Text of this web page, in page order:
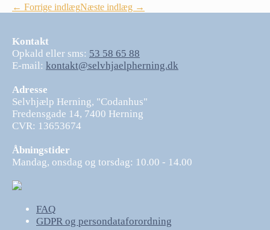
Indlægsnavigation
← Forrige indlægNæste indlæg →
Kontakt
Opkald eller sms: 53 58 65 88
E-mail: kontakt@selvhjaelpherning.dk
Adresse
Selvhjælp Herning, "Codanhus"
Fredensgade 14, 7400 Herning
CVR: 13653674
Åbningstider
Mandag, onsdag og torsdag: 10.00 - 14.00
FAQ
GDPR og persondataforordning